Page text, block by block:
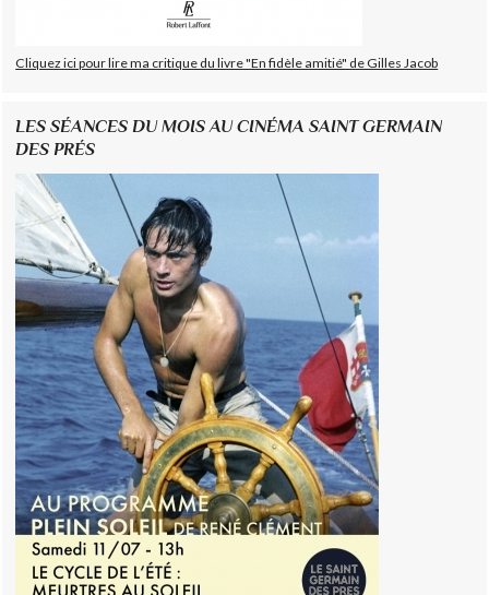
Cliquez ici pour lire ma critique du livre "En fidèle amitié" de Gilles Jacob
LES SÉANCES DU MOIS AU CINÉMA SAINT GERMAIN
DES PRÉS